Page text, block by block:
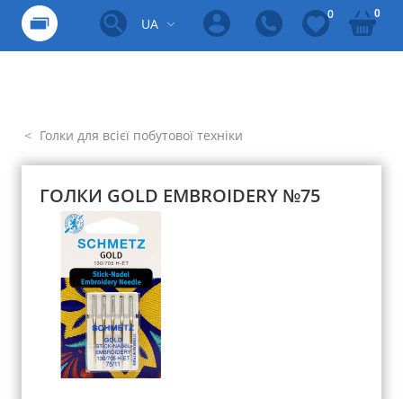
UA
0 0
Голки для всієї побутової техніки
ГОЛКИ GOLD EMBROIDERY №75